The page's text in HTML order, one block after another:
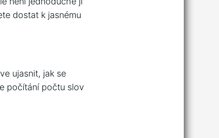
dostat k jasnému
ujasnit, jak se
počítání počtu slov